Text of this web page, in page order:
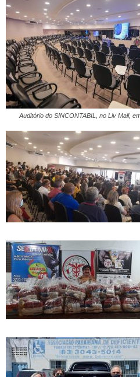
Auditório do SINCONTABIL, no Liv Mall,